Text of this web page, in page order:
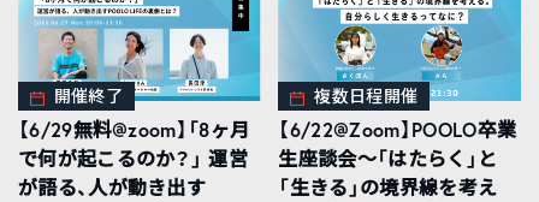
開催終了
【6/29無料@zoom】「8ヶ月
で何が起こるのか？」 運営
が語る、人が動き出す
複数日程開催
【6/22@Zoom】POOLO卒業
生座談会〜「はたらく」と
「生きる」の境界線を考え